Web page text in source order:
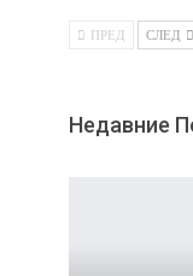
ПРЕД СЛЕД
Недавние